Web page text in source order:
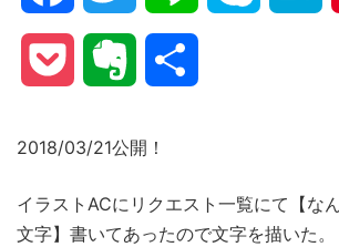
Pocket Evernote
2018/03/21公開！
イラストACにリクエスト一覧にて【な
文字】書いてあったので文字を描いた。